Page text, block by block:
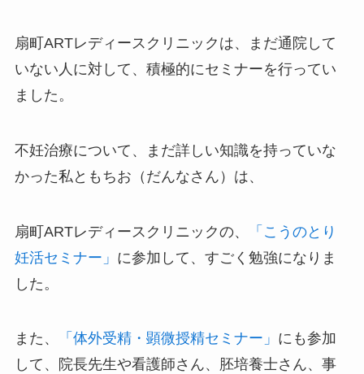
扇町ARTレディースクリニックは、まだ通院して
いない人に対して、積極的にセミナーを行ってい
ました。
不妊治療について、まだ詳しい知識を持っていな
かった私ともちお（だんなさん）は、
扇町ARTレディースクリニックの、
「こうのとり
妊活セミナー」 に参加して、すごく勉強になりま
した。
また、 「体外受精・顕微授精セミナー」 にも参加
して、院長先生や看護師さん、胚培養士さん、事